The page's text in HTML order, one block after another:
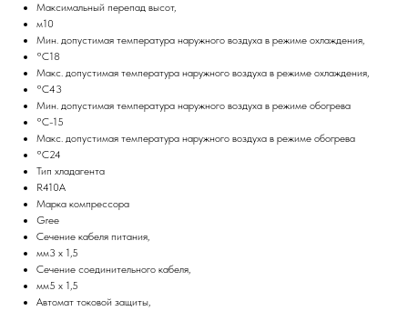
Максимальный перепад высот,
м10
Мин. допустимая температура наружного воздуха в режиме охлаждения,
°С18
Макс. допустимая температура наружного воздуха в режиме охлаждения,
°С43
Мин. допустимая температура наружного воздуха в режиме обогрева
°С-15
Макс. допустимая температура наружного воздуха в режиме обогрева
°С24
Тип хладагента
R410A
Марка компрессора
Gree
Сечение кабеля питания,
мм3 х 1,5
Сечение соединительного кабеля,
мм5 х 1,5
Автомат токовой защиты,